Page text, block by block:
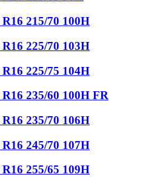
R16 215/70 100H
R16 225/70 103H
R16 225/75 104H
R16 235/60 100H FR
R16 235/70 106H
R16 245/70 107H
R16 255/65 109H